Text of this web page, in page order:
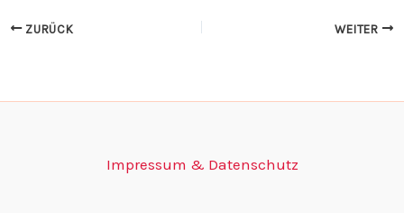
ZURÜCK WEITER
Impressum & Datenschutz